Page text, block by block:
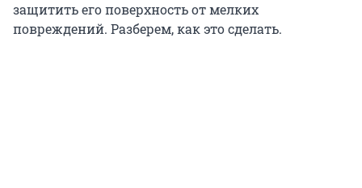
защитить его поверхность от мелких
повреждений. Разберем, как это сделать.